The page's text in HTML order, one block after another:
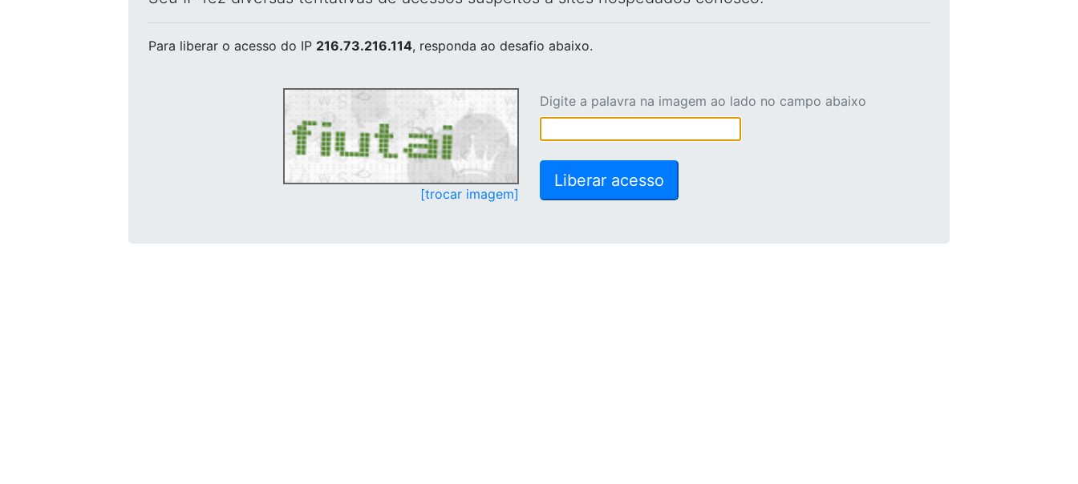
Para liberar o acesso do IP 216.73.216.114, responda ao desafio abaixo.
[trocar imagem]
Digite a palavra na imagem ao lado no campo abaixo